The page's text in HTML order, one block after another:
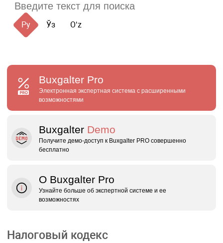
Ру Ўз Oʻz
Buxgalter Pro
Электронная экспертная система с расширенными
возможностями
Buxgalter Demo
Получите демо‑доступ к Buxgalter PRO совершенно
бесплатно
О Buxgalter Pro
Узнайте больше об экспертной системе и ее
возможностях
Налоговый кодекс